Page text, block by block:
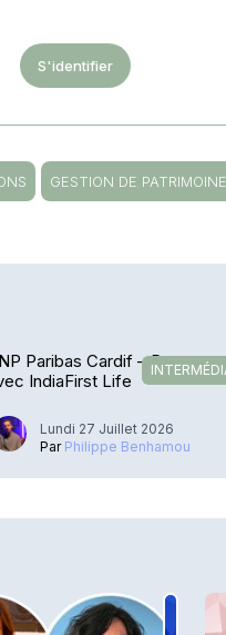
S'identifier
GESTION DE PATRIMOINE
Paribas Cardif – De
IndiaFirst Life
Lundi 27 Juillet 2026
Par Philippe Benhamou